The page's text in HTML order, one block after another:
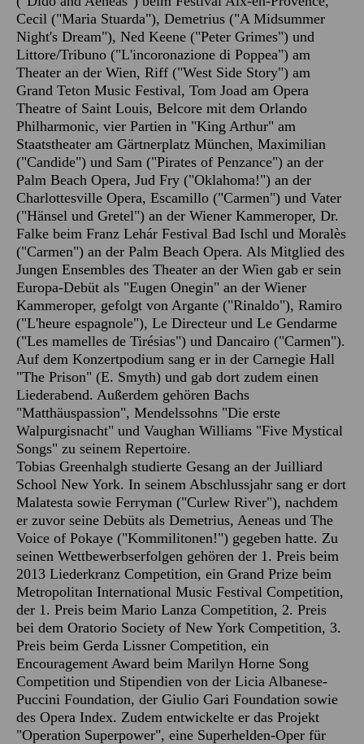
Cecil ("Maria Stuarda"), Demetrius ("A Midsummer
Night's Dream"), Ned Keene ("Peter Grimes") und
Littore/Tribuno ("L'incoronazione di Poppea") am
Theater an der Wien, Riff ("West Side Story") am
Grand Teton Music Festival, Tom Joad am Opera
Theatre of Saint Louis, Belcore mit dem Orlando
Philharmonic, vier Partien in "King Arthur" am
Staatstheater am Gärtnerplatz München, Maximilian
("Candide") und Sam ("Pirates of Penzance") an der
Palm Beach Opera, Jud Fry ("Oklahoma!") an der
Charlottesville Opera, Escamillo ("Carmen") und Vater
("Hänsel und Gretel") an der Wiener Kammeroper, Dr.
Falke beim Franz Lehár Festival Bad Ischl und Moralès
("Carmen") an der Palm Beach Opera. Als Mitglied des
Jungen Ensembles des Theater an der Wien gab er sein
Europa-Debüt als "Eugen Onegin" an der Wiener
Kammeroper, gefolgt von Argante ("Rinaldo"), Ramiro
("L'heure espagnole"), Le Directeur und Le Gendarme
("Les mamelles de Tirésias") und Dancairo ("Carmen").
Auf dem Konzertpodium sang er in der Carnegie Hall
"The Prison" (E. Smyth) und gab dort zudem einen
Liederabend. Außerdem gehören Bachs
"Matthäuspassion", Mendelssohns "Die erste
Walpurgisnacht" und Vaughan Williams "Five Mystical
Songs" zu seinem Repertoire.
Tobias Greenhalgh studierte Gesang an der Juilliard
School New York. In seinem Abschlussjahr sang er dort
Malatesta sowie Ferryman ("Curlew River"), nachdem
er zuvor seine Debüts als Demetrius, Aeneas und The
Voice of Pokaye ("Kommilitonen!") gegeben hatte. Zu
seinen Wettbewerbserfolgen gehören der 1. Preis beim
2013 Liederkranz Competition, ein Grand Prize beim
Metropolitan International Music Festival Competition,
der 1. Preis beim Mario Lanza Competition, 2. Preis
bei dem Oratorio Society of New York Competition, 3.
Preis beim Gerda Lissner Competition, ein
Encouragement Award beim Marilyn Horne Song
Competition und Stipendien von der Licia Albanese-
Puccini Foundation, der Giulio Gari Foundation sowie
des Opera Index. Zudem entwickelte er das Projekt
"Operation Superpower", eine Superhelden-Oper für